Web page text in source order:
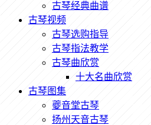
古琴经典曲谱
古琴视频
古琴选购指导
古琴指法教学
古琴曲欣赏
十大名曲欣赏
古琴图集
夔音堂古琴
扬州天音古琴